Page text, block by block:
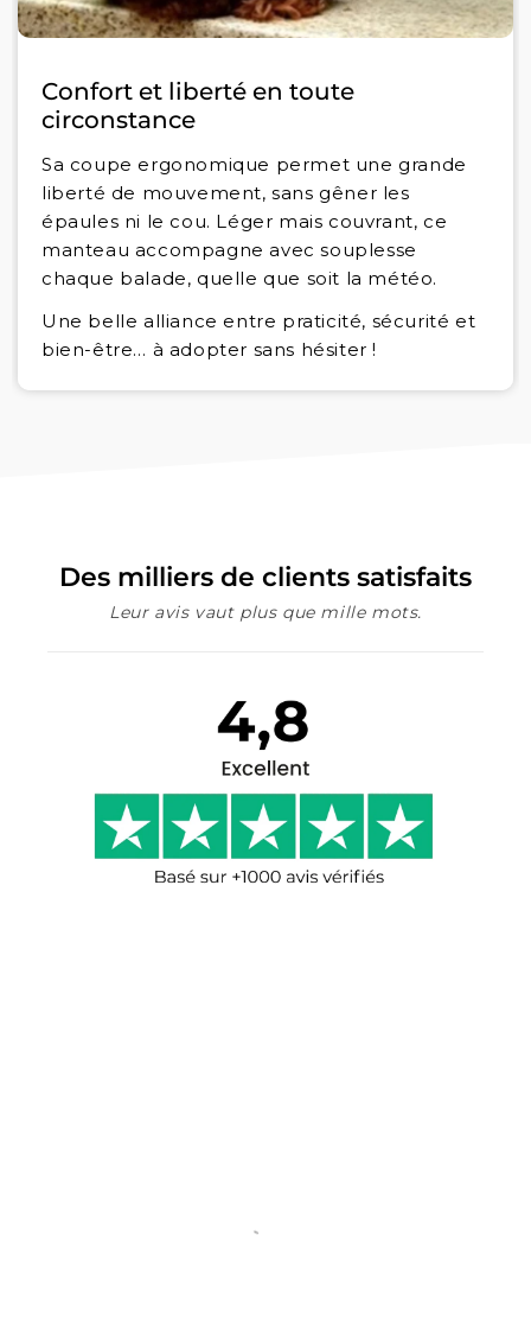
Confort et liberté en toute
circonstance
Sa coupe ergonomique permet une grande
liberté de mouvement, sans gêner les
épaules ni le cou. Léger mais couvrant, ce
manteau accompagne avec souplesse
chaque balade, quelle que soit la météo.
Une belle alliance entre praticité, sécurité et
bien-être… à adopter sans hésiter !
Des milliers de clients satisfaits
Leur avis vaut plus que mille mots.